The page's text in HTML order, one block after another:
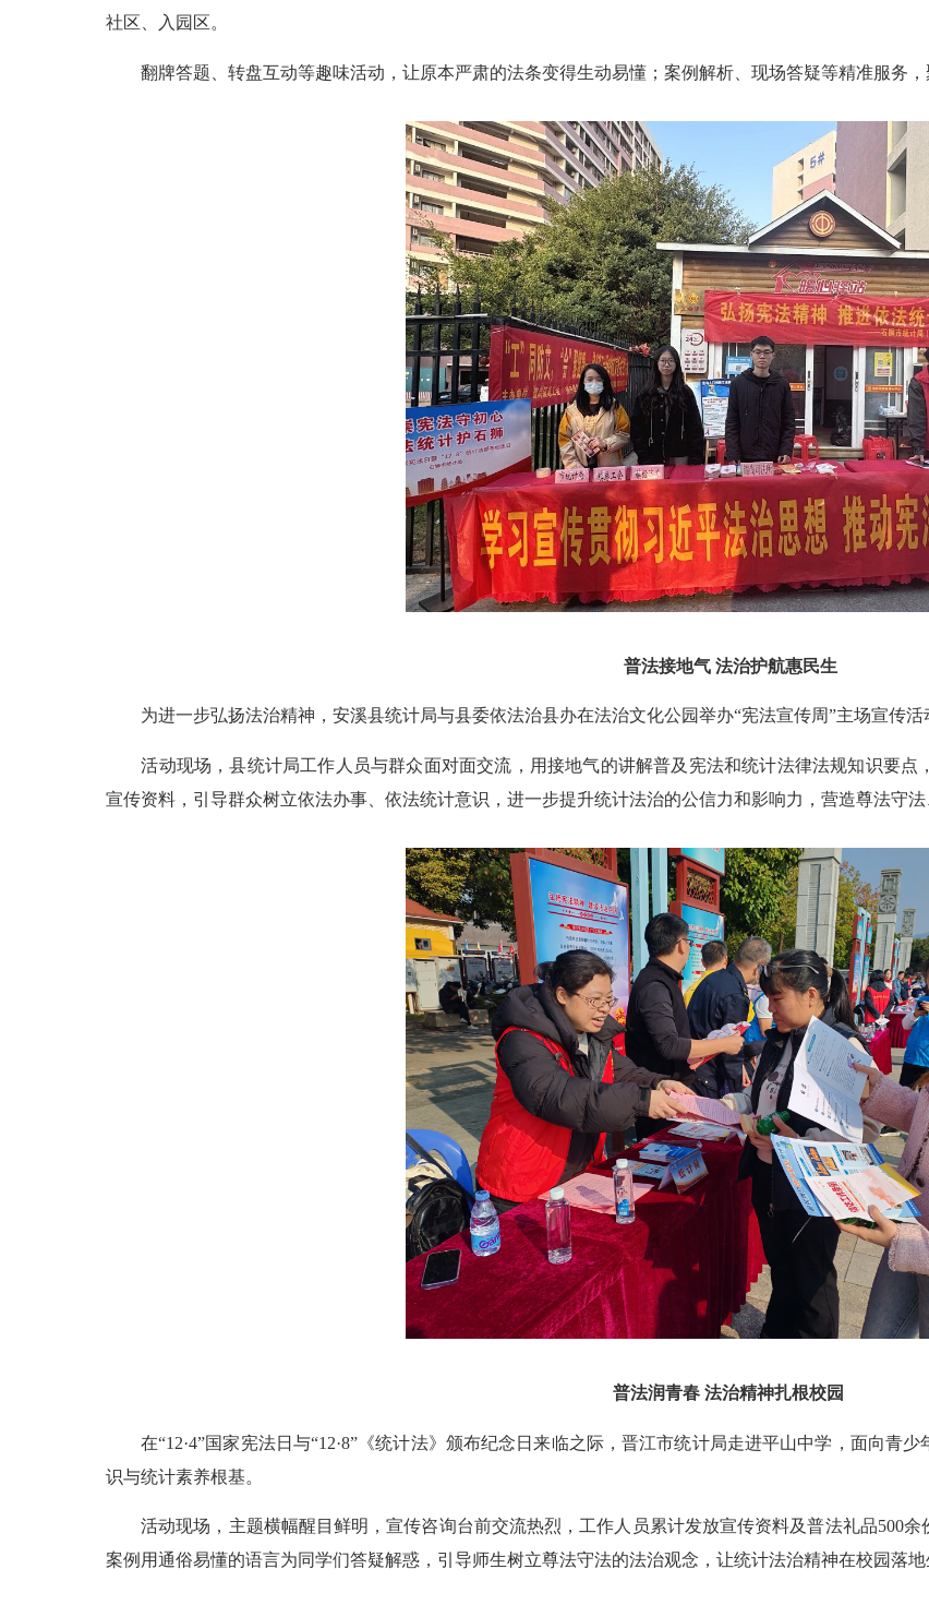
社区、入园区。
翻牌答题、转盘互动等趣味活动，让原本严肃的法条变得生动易懂；案例解析、现场答疑等精准服务
普法接地气 法治护航惠民生
为进一步弘扬法治精神，安溪县统计局与县委依法治县办在法治文化公园举办“宪法宣传周”主场宣传活
活动现场，县统计局工作人员与群众面对面交流，用接地气的讲解普及宪法和统计法律法规知识要
宣传资料，引导群众树立依法办事、依法统计意识，进一步提升统计法治的公信力和影响力，营造尊法守法
普法润青春 法治精神扎根校园
在“12·4”国家宪法日与“12·8”《统计法》颁布纪念日来临之际，晋江市统计局走进平山中学，面向青
识与统计素养根基。
活动现场，主题横幅醒目鲜明，宣传咨询台前交流热烈，工作人员累计发放宣传资料及普法礼品500
案例用通俗易懂的语言为同学们答疑解惑，引导师生树立尊法守法的法治观念，让统计法治精神在校园落地